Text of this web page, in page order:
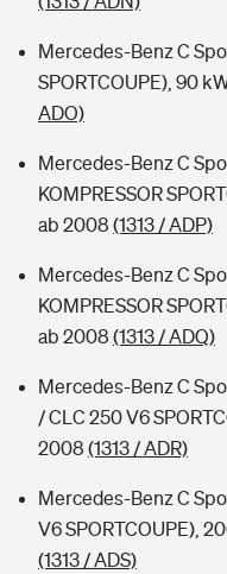
Mercedes-Benz C
SPORTCOUPE), 90
ADO)
Mercedes-Benz C
KOMPRESSOR
ab 2008 (1313 / ADP)
Mercedes-Benz C
KOMPRESSOR
ab 2008 (1313 / ADQ)
Mercedes-Benz C
/ CLC 250 V6
2008 (1313 / ADR)
Mercedes-Benz C
V6 SPORTCOUPE),
(1313 / ADS)